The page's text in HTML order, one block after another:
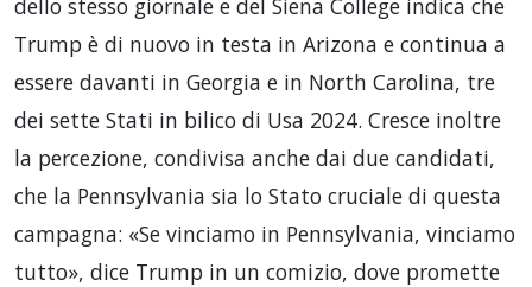
Trump è di nuovo in testa in Arizona e continua a
essere davanti in Georgia e in North Carolina, tre
dei sette Stati in bilico di Usa 2024. Cresce inoltre
la percezione, condivisa anche dai due candidati,
che la Pennsylvania sia lo Stato cruciale di questa
campagna: «Se vinciamo in Pennsylvania, vinciamo
tutto», dice Trump in un comizio, dove promette